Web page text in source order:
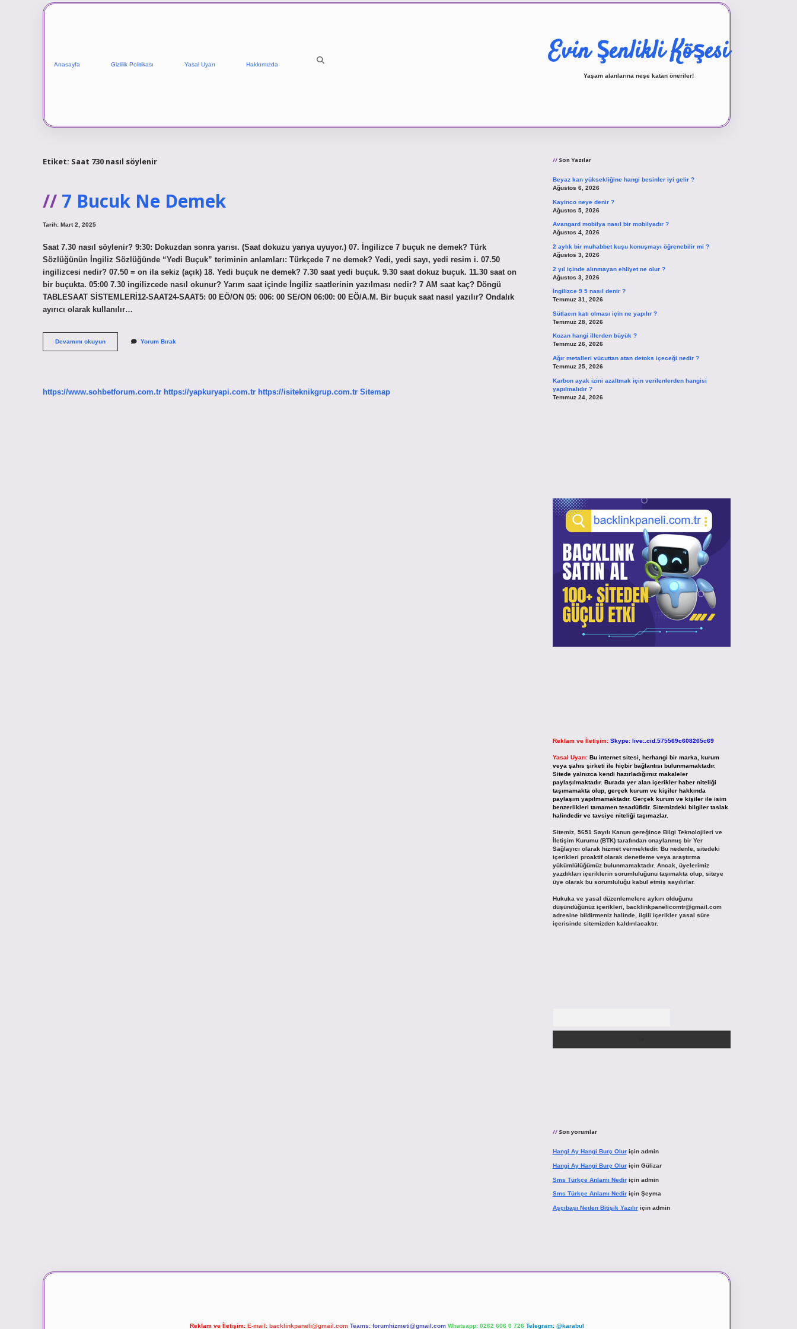
Anasayfa Gizlilik Politikası Yasal Uyarı Hakkımızda Evin Şenlikli Köşesi
Yaşam alanlarına neşe katan öneriler!
Etiket: Saat 730 nasıl söylenir
7 Bucuk Ne Demek
Tarih: Mart 2, 2025
Saat 7.30 nasıl söylenir? 9:30: Dokuzdan sonra yarısı. (Saat dokuzu yarıya uyuyor.) 07. İngilizce 7 buçuk ne demek? Türk
Sözlüğünün İngiliz Sözlüğünde “Yedi Buçuk” teriminin anlamları: Türkçede 7 ne demek? Yedi, yedi sayı, yedi resim i. 07.50
ingilizcesi nedir? 07.50 = on ila sekiz (açık) 18. Yedi buçuk ne demek? 7.30 saat yedi buçuk. 9.30 saat dokuz buçuk. 11.30 saat on
bir buçukta. 05:00 7.30 ingilizcede nasıl okunur? Yarım saat içinde İngiliz saatlerinin yazılması nedir? 7 AM saat kaç? Döngü
TABLESAAT SİSTEMLERİ12-SAAT24-SAAT5: 00 EÖ/ON 05: 006: 00 SE/ON 06:00: 00 EÖ/A.M. Bir buçuk saat nasıl yazılır? Ondalık
ayırıcı olarak kullanılır…
Devamını okuyun7
Bucuk
Yorum Bırak
https://www.sohbetforum.com.tr https://yapkuryapi.com.tr https://isiteknikgrup.com.tr Sitemap
Son Yazılar
Beyaz kan yüksekliğine hangi besinler iyi gelir ?
Ağustos 6, 2026
Kayinco neye denir ?
Ağustos 5, 2026
Avangard mobilya nasıl bir mobilyadır ?
Ağustos 4, 2026
2 aylık bir muhabbet kuşu konuşmayı öğrenebilir mi ?
Ağustos 3, 2026
2 yıl içinde alınmayan ehliyet ne olur ?
Ağustos 3, 2026
İngilizce 9 5 nasıl denir ?
Temmuz 31, 2026
Sütlacın katı olması için ne yapılır ?
Temmuz 28, 2026
Kozan hangi illerden büyük ?
Temmuz 26, 2026
Ağır metalleri vücuttan atan detoks içeceği nedir ?
Temmuz 25, 2026
Karbon ayak izini azaltmak için verilenlerden hangisi
yapılmalıdır ?
Temmuz 24, 2026
Reklam ve İletişim: Skype: live:.cid.575569c608265c69
Yasal Uyarı: Bu internet sitesi, herhangi bir marka, kurum
veya şahıs şirketi ile hiçbir bağlantısı bulunmamaktadır.
Sitede yalnızca kendi hazırladığımız makaleler
paylaşılmaktadır. Burada yer alan içerikler haber niteliği
taşımamakta olup, gerçek kurum ve kişiler hakkında
paylaşım yapılmamaktadır. Gerçek kurum ve kişiler ile isim
benzerlikleri tamamen tesadüfidir. Sitemizdeki bilgiler taslak
halindedir ve tavsiye niteliği taşımazlar.
Sitemiz, 5651 Sayılı Kanun gereğince Bilgi Teknolojileri ve
İletişim Kurumu (BTK) tarafından onaylanmış bir Yer
Sağlayıcı olarak hizmet vermektedir. Bu nedenle, sitedeki
içerikleri proaktif olarak denetleme veya araştırma
yükümlülüğümüz bulunmamaktadır. Ancak, üyelerimiz
yazdıkları içeriklerin sorumluluğunu taşımakta olup, siteye
üye olarak bu sorumluluğu kabul etmiş sayılırlar.
Hukuka ve yasal düzenlemelere aykırı olduğunu
düşündüğünüz içerikleri, backlinkpanelicomtr@gmail.com
adresine bildirmeniz halinde, ilgili içerikler yasal süre
içerisinde sitemizden kaldırılacaktır.
Son yorumlar
Hangi Ay Hangi Burç Oluriçin admin
Hangi Ay Hangi Burç Oluriçin Gülizar
Sms Türkçe Anlamı Nediriçin admin
Sms Türkçe Anlamı Nediriçin Şeyma
Aşçıbaşı Neden Bitişik Yazılıriçin admin
Reklam ve İletişim: E-mail: backlinkpaneli@gmail.com Teams: forumhizmeti@gmail.com Whatsapp: 0262 606 0 726 Telegram: @karabul